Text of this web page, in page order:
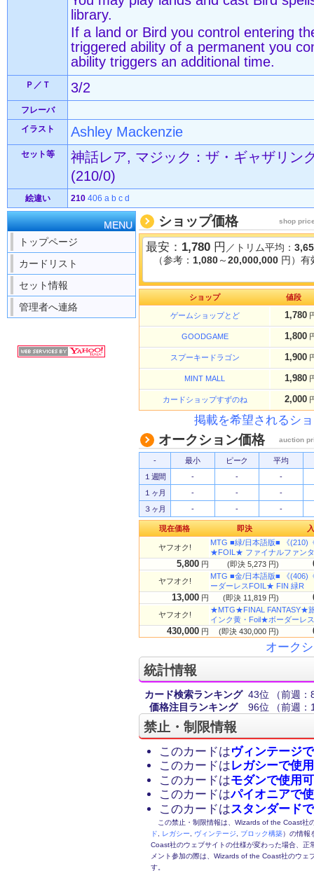
library.
If a land or Bird you control entering
triggered ability of a permanent you
ability triggers an additional time.
Ｐ／Ｔ 3/2
フレーバ
イラスト
Ashley Mackenzie
セット等
神話レア, マジック：ザ・ギャザリン
(210/0)
絵違い 210 406 a b c d
MENU
トップページ
カードリスト
セット情報
管理者へ連絡
ショップ価格 shop
最安： 1,780 円 ／トリム平均：
（参考： 1,080～20,000,000 円）有
ショップ 値段
ゲームショップとど 1,780
GOODGAME 1,800
スプーキードラゴン 1,900
MINT MALL 1,980
カードショップすずのね 2,000
掲載を希望されるシ
オークション価格 auction
- 最小 ピーク
平均
１週間
- -
-
１ヶ月
- -
-
３ヶ月
- - -
現在価格 即決
ヤフオク!
MTG ■緑/日本語版■ 《(210)
★FOIL★ ファイナルファン
5,800 円 (即決 5,273 円)
ヤフオク!
MTG ■金/日本語版■ 《(406)
ーダーレスFOIL★ FIN 緑R
13,000 円 (即決 11,819 円)
ヤフオク!
★MTG★FINAL FANTASY★
インク黄・Foil★ボーダーレ
430,000 円 (即決 430,000 円)
オーク
統計情報
カード検索ランキング 43位
（前週
価格注目ランキング
96位 （前週
禁止・制限情報
このカードはヴィンテージ
このカードはレガシーで使
このカードはモダンで使用
このカードはパイオニアで
このカードはスタンダード
この禁止・制限情報は、Wizards of the Coast社
ド
レガシー ヴィンテージ ブロック構築）の情報
Coast社のウェブサイトの仕様が変わった場合、
メント参加の際は、Wizards of the Coast社のウェ
す。